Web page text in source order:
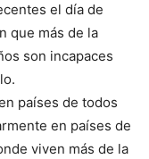
el día de
que más de la
son incapaces
países de todos
en países de
viven más de la